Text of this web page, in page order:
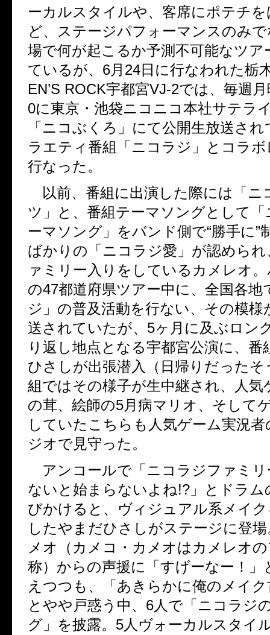
ーカルスタイルや、客席にポテチ
ど、ステージパフォーマンスのみ
場で何が起こるか予測不可能なツア
ているが、6月24日に行なわれた栃
EN’S ROCK宇都宮VJ-2では、毎週
0に東京・池袋ニコニコ本社サテラ
「ニコぶくろ」にて公開生放送さ
ラエティ番組「ニコラジ」とコラ
行なった。
以前、番組に出演した際には「ニ
ツ」と、番組テーマソングとして
ーマソング」をバンド側で“勝手に”
ばかりの「ニコラジ愛」が認めら
ァミリー入りをしているカメレオ
の47都道府県ツアー中に、全国各地
ジ」の普及活動を行ない、その模様
送されていたが、5ヶ月に及ぶロン
り返し地点となる宇都宮公演に、番
ひさしが出張潜入（日帰りだったそ
組ではその様子が生中継され、人気
の茸、絵師の5月病マリオ、そして
していたこちらも人気ゲーム実況
ジオで見守った。
アンコールで「ニコラジファミ
ないと始まらないよね!?」とドラム
びかけると、ヴィジュアル系メイ
したやまだひさしがステージに登
メオ（カメコ・カメオはカメレオ
称）からの声援に「すげーなー！」
えつつも、「あきらかに俺のメイ
とやや戸惑う中、6人で「ニコラジ
グ」を披露。5人ヴォーカルスタイ